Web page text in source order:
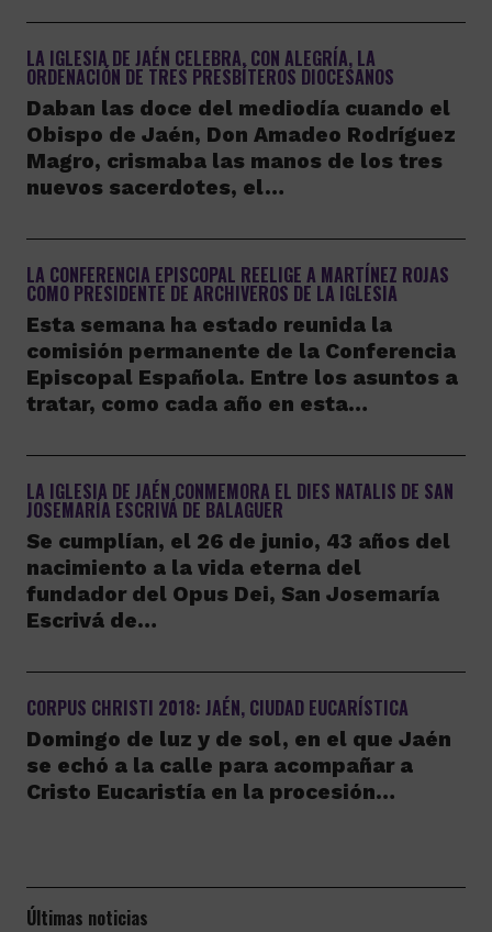
LA IGLESIA DE JAÉN CELEBRA, CON ALEGRÍA, LA
ORDENACIÓN DE TRES PRESBÍTEROS DIOCESANOS
Daban las doce del mediodía cuando el
Obispo de Jaén, Don Amadeo Rodríguez
Magro, crismaba las manos de los tres
nuevos sacerdotes, el…
LA CONFERENCIA EPISCOPAL REELIGE A MARTÍNEZ ROJAS
COMO PRESIDENTE DE ARCHIVEROS DE LA IGLESIA
Esta semana ha estado reunida la
comisión permanente de la Conferencia
Episcopal Española. Entre los asuntos a
tratar, como cada año en esta…
LA IGLESIA DE JAÉN CONMEMORA EL DIES NATALIS DE SAN
JOSEMARÍA ESCRIVÁ DE BALAGUER
Se cumplían, el 26 de junio, 43 años del
nacimiento a la vida eterna del
fundador del Opus Dei, San Josemaría
Escrivá de…
CORPUS CHRISTI 2018: JAÉN, CIUDAD EUCARÍSTICA
Domingo de luz y de sol, en el que Jaén
se echó a la calle para acompañar a
Cristo Eucaristía en la procesión…
Últimas noticias